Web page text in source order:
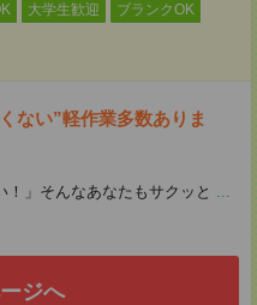
大学生歓迎 ブランクOK
ない”軽作業多数ありま
！」そんなあなたもサクッと ...
ジへ